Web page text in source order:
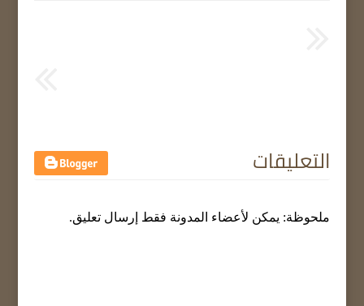
التعليقات
ملحوظة: يمكن لأعضاء المدونة فقط إرسال تعليق.